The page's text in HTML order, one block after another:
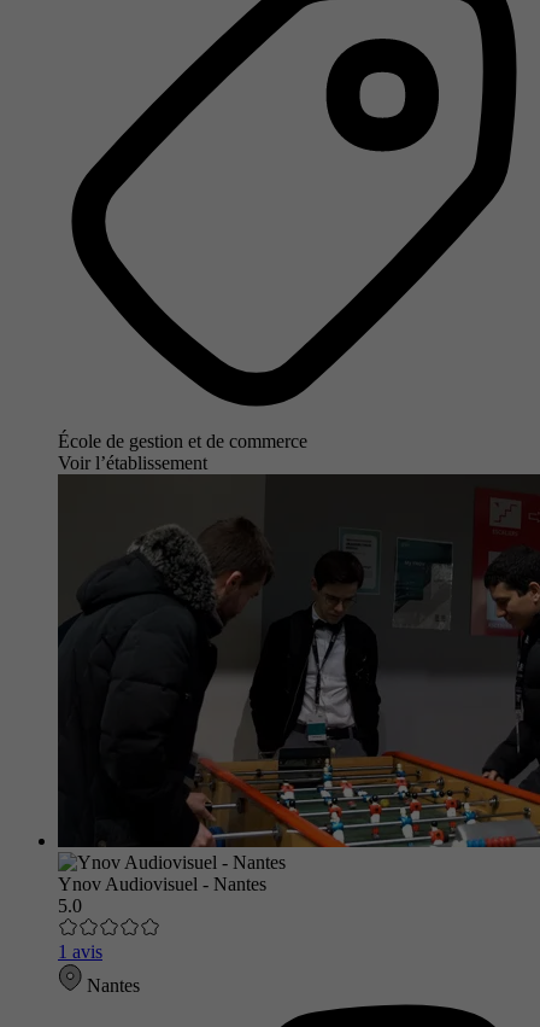
École de gestion et de commerce
Voir l’établissement
Ynov Audiovisuel - Nantes
5.0
1 avis
Nantes